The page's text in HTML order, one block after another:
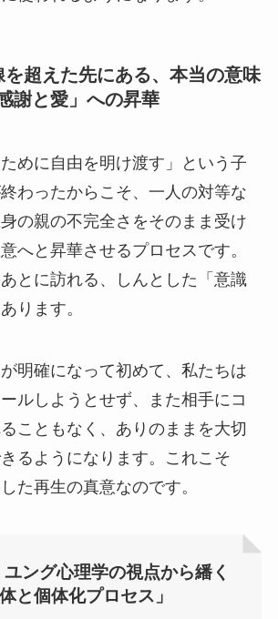
超えた先にある、本当の意味
謝と愛」への昇華
ために自由を明け渡す」という子
わったからこそ、一人の対等な
の親の不完全さをそのまま受け
へと昇華させるプロセスです。
とに訪れる、しんとした「意識
ります。
明確になって初めて、私たちは
ルしようとせず、また相手にコ
こともなく、ありのままを大切
るようになります。これこそ
た再生の真意なのです。
ング心理学の視点から繙く
と個体化プロセス」